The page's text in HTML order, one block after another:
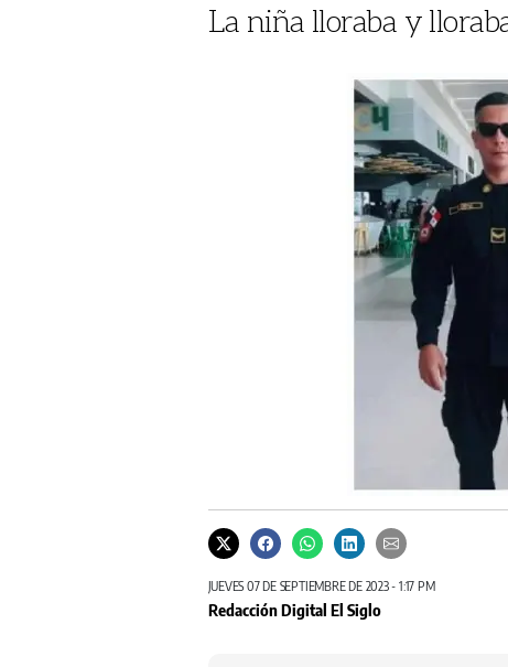
La niña lloraba y
JUEVES 07 DE SEPTIEMBRE DE 2023 - 1:17 PM
Redacción Digital El Siglo